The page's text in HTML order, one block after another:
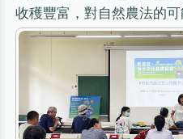
收穫豐富，對自然農法的可